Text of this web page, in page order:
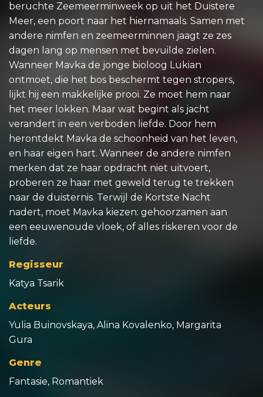
beruchte Zeemeerminweek op uit het Duistere
Meer, een poort naar het hiernamaals. Samen met
andere nimfen en zeemeerminnen jaagt ze zes
dagen lang op mensen met bevuilde zielen.
Wanneer Mavka de jonge bioloog Lukian
ontmoet, die het bos beschermt tegen stropers,
lijkt hij een makkelijke prooi. Ze moet hem naar
het meer lokken. Maar wat begint als jacht
verandert in een verboden liefde. Door hem
herontdekt Mavka de schoonheid van het leven,
en haar eigen hart. Wanneer de andere nimfen
merken dat ze haar opdracht niet uitvoert,
proberen ze haar met geweld terug te trekken
naar de duisternis. Terwijl de Kortste Nacht
nadert, moet Mavka kiezen: gehoorzamen aan
een eeuwenoude vloek, of alles riskeren voor de
liefde.
Regisseur
Katya Tsarik
Acteurs
Yulia Buinovskaya, Alina Kovalenko, Margarita
Gura
Genre
Fantasie, Romantiek